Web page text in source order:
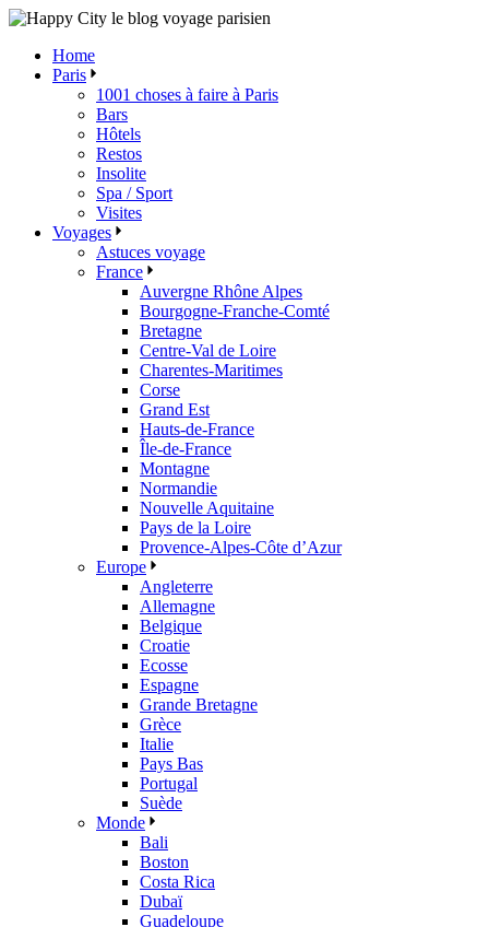
Skip
content
Home
Paris
1001 choses à faire à Paris
Bars
Hôtels
Restos
Insolite
Spa / Sport
Visites
Voyages
Astuces voyage
France
Auvergne Rhône Alpes
Bourgogne-Franche-Comté
Bretagne
Centre-Val de Loire
Charentes-Maritimes
Corse
Grand Est
Hauts-de-France
Île-de-France
Montagne
Normandie
Nouvelle Aquitaine
Pays de la Loire
Provence-Alpes-Côte d’Azur
Europe
Angleterre
Allemagne
Belgique
Croatie
Ecosse
Espagne
Grande Bretagne
Grèce
Italie
Pays Bas
Portugal
Suède
Monde
Bali
Boston
Costa Rica
Dubaï
Guadeloupe